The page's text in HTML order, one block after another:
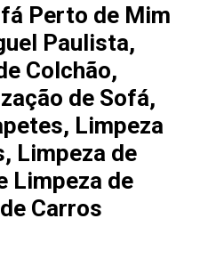
Perto de Mim
Paulista,
Colchão,
de Sofá,
Limpeza
Limpeza de
Limpeza de
Carros